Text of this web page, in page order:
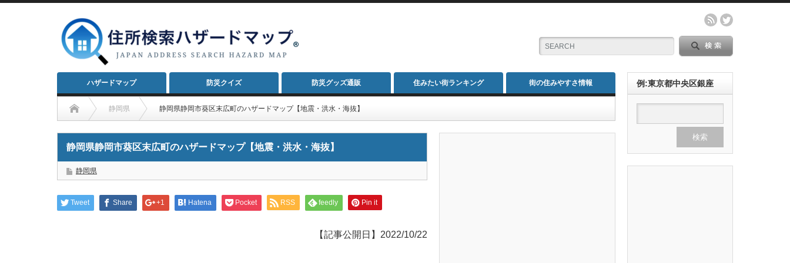
ハザードマップ 防災クイズ 防災グッズ通販 住みたい街ランキング 街の住みやすさ情報
静岡県 静岡県静岡市葵区末広町のハザードマップ【地震・洪水・海抜】
静岡県静岡市葵区末広町のハザードマップ【地震・洪水・海抜】
静岡県
Tweet Share +1 Hatena Pocket RSS feedly Pin it
【記事公開日】2022/10/22
例:東京都中央区銀座